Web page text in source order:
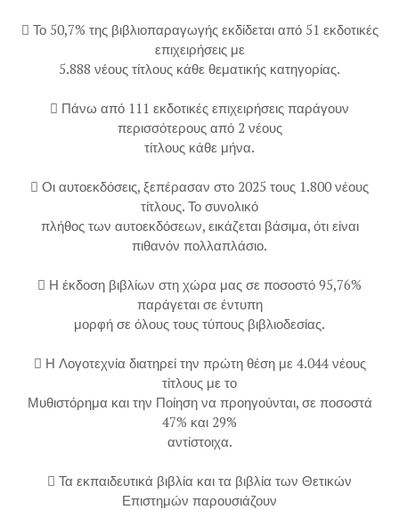
 Το 50,7% της βιβλιοπαραγωγής εκδίδεται από 51 εκδοτικές
επιχειρήσεις με
5.888 νέους τίτλους κάθε θεματικής κατηγορίας.
 Πάνω από 111 εκδοτικές επιχειρήσεις παράγουν
περισσότερους από 2 νέους
τίτλους κάθε μήνα.
 Οι αυτοεκδόσεις, ξεπέρασαν στο 2025 τους 1.800 νέους
τίτλους. Το συνολικό
πλήθος των αυτοεκδόσεων, εικάζεται βάσιμα, ότι είναι
πιθανόν πολλαπλάσιο.
 Η έκδοση βιβλίων στη χώρα μας σε ποσοστό 95,76%
παράγεται σε έντυπη
μορφή σε όλους τους τύπους βιβλιοδεσίας.
 Η Λογοτεχνία διατηρεί την πρώτη θέση με 4.044 νέους
τίτλους με το
Μυθιστόρημα και την Ποίηση να προηγούνται, σε ποσοστά
47% και 29%
αντίστοιχα.
 Τα εκπαιδευτικά βιβλία και τα βιβλία των Θετικών
Επιστημών παρουσιάζουν